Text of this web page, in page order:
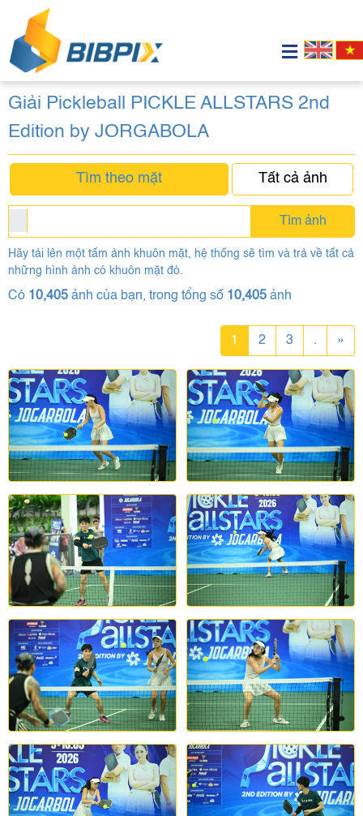
Giải Pickleball PICKLE ALLSTARS 2nd
Edition by JORGABOLA
Tìm theo mặt Tất cả ảnh
Tìm ảnh
Hãy tải lên một tấm ảnh khuôn mặt, hệ thống sẽ tìm và trả về tất cả
những hình ảnh có khuôn mặt đó.
Có 10,405 ảnh của bạn, trong tổng số 10,405 ảnh
1 2 3 . »